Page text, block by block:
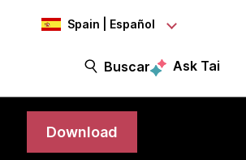
Spain | Español
Buscar Ask Tai
Download